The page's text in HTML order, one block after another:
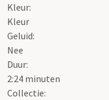
Kleur:
Kleur
Geluid:
Nee
Duur:
2:24 minuten
Collectie: